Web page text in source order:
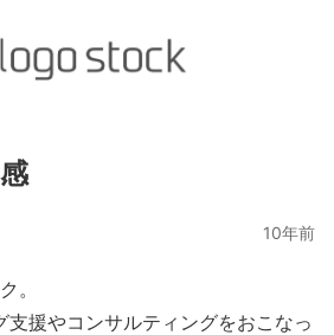
10年前
。
支援やコンサルティングをおこなっ